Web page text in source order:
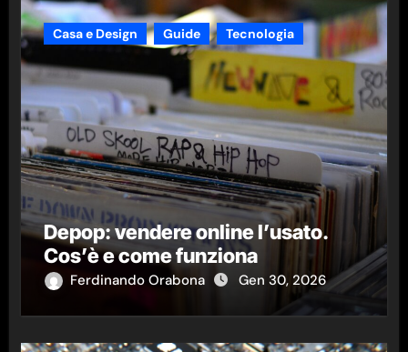
Casa e Design Guide Tecnologia
Depop: vendere online l’usato.
Cos’è e come funziona
Ferdinando Orabona Gen 30, 2026